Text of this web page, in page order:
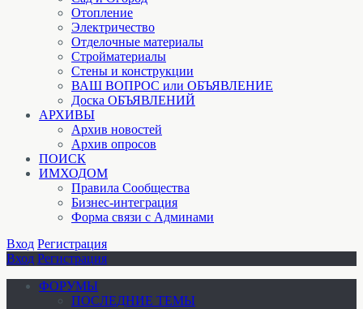
Отопление
Электричество
Отделочные материалы
Стройматериалы
Стены и конструкции
ВАШ ВОПРОС или ОБЪЯВЛЕНИЕ
Доска ОБЪЯВЛЕНИЙ
АРХИВЫ
Архив новостей
Архив опросов
ПОИСК
ИМХОДОМ
Правила Сообщества
Бизнес-интеграция
Форма связи с Админами
Вход Регистрация
Вход Регистрация
ФОРУМЫ
ПОСЛЕДНИЕ ТЕМЫ